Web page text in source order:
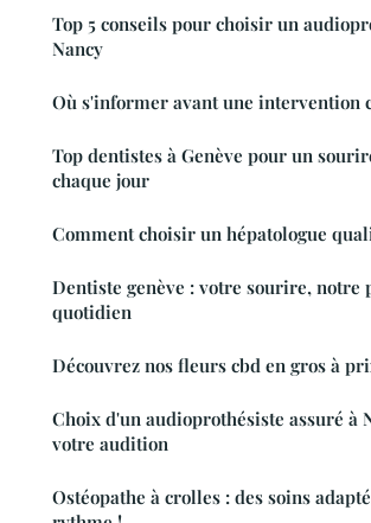
Top 5 conseils pour choisir un
Nancy
Où s'informer avant une intervention
Top dentistes à Genève pour un
chaque jour
Comment choisir un hépatologue
Dentiste genève : votre sourire, notre
quotidien
Découvrez nos fleurs cbd en gros à
Choix d'un audioprothésiste assuré à
votre audition
Ostéopathe à crolles : des soins